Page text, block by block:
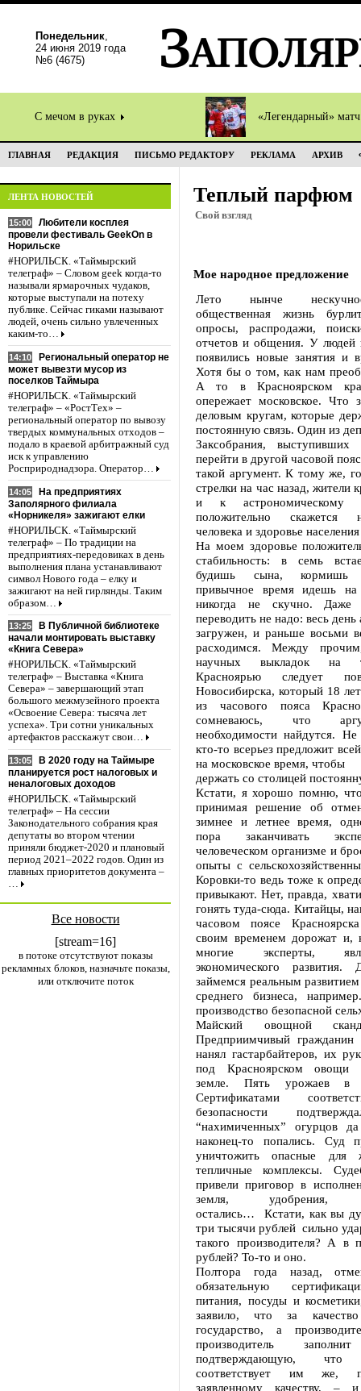
Понедельник,
24 июня 2019 года
№6 (4675)
С мечом в руках «Легендарный»
ГЛАВНАЯ РЕДАКЦИЯ ПИСЬМО РЕДАКТОРУ РЕКЛАМА АРХИВ
ЛЕНТА НОВОСТЕЙ
15:00
Любители косплея
провели фестиваль GeekOn в
Норильске
#НОРИЛЬСК. «Таймырский
телеграф» – Словом geek когда-то
называли ярмарочных чудаков,
которые выступали на потеху
публике. Сейчас гиками называют
людей, очень сильно увлеченных
каким-то…
14:10
Региональный оператор не
может вывезти мусор из
поселков Таймыра
#НОРИЛЬСК. «Таймырский
телеграф» – «РостТех» –
региональный оператор по вывозу
твердых коммунальных отходов –
подало в краевой арбитражный суд
иск к управлению
Росприроднадзора. Оператор…
14:05
На предприятиях
Заполярного филиала
«Норникеля» зажигают елки
#НОРИЛЬСК. «Таймырский
телеграф» – По традиции на
предприятиях-передовиках в день
выполнения плана устанавливают
символ Нового года – елку и
зажигают на ней гирлянды. Таким
образом…
13:25
В Публичной библиотеке
начали монтировать выставку
«Книга Севера»
#НОРИЛЬСК. «Таймырский
телеграф» – Выставка «Книга
Севера» – завершающий этап
большого межмузейного проекта
«Освоение Севера: тысяча лет
успеха». Три сотни уникальных
артефактов расскажут свои…
13:05
В 2020 году на Таймыре
планируется рост налоговых и
неналоговых доходов
#НОРИЛЬСК. «Таймырский
телеграф» – На сессии
Законодательного собрания края
депутаты во втором чтении
приняли бюджет-2020 и плановый
период 2021–2022 годов. Один из
главных приоритетов документа –
…
Все новости
[stream=16]
в потоке отсутствуют показы
рекламных блоков, назначьте показы,
или отключите поток
Теплый парфюм
Свой взгляд
Мое народное предложение
Лето нынче
общественная жизнь
опросы, распродажи,
отчетов и общения. У людей
появились новые занятия и
Хотя бы о том, как нам
А то в Красноярском
опережает московское. Что
деловым кругам, которые
постоянную связь. Один из
Заксобрания, выступивших
перейти в другой часовой
такой аргумент. К тому же,
стрелки на час назад, жители
и к астрономическому
положительно скажется
человека и здоровье
На моем здоровье
стабильность: в семь
будишь сына, кормишь
привычное время идешь
никогда не скучно. Даже
переводить не надо: весь
загружен, и раньше восьми
расходимся. Между
научных выкладок на
Красноярью следует
Новосибирска, который 18
из часового пояса
сомневаюсь, что
необходимости найдутся.
кто-то всерьез предложит
на московское время, чтобы
держать со столицей
Кстати, я хорошо помню,
принимая решение об
зимнее и летнее время,
пора заканчивать
человеческом организме и
опыты с
Коровки-то ведь тоже к
привыкают. Нет, правда,
гонять туда-сюда. Китайцы,
часовом поясе
своим временем дорожат и,
многие эксперты,
экономического
займемся реальным
среднего бизнеса,
производство безопасной
Майский овощной
Предприимчивый гражданин
нанял гастарбайтеров, их
под Красноярском овощи
земле. Пять урожаев в
Сертификатами
безопасности
“нахимиченных” огурцов
наконец-то попались. Суд
уничтожить опасные для
тепличные комплексы.
привели приговор в
земля, удобрения,
остались… Кстати, как вы
три тысячи рублей сильно
такого производителя? А в
рублей? То-то и оно.
Полтора года назад,
обязательную
питания, посуды и
заявило, что за
государство, а
производитель
подтверждающую,
соответствует им же,
заявленному качеству,